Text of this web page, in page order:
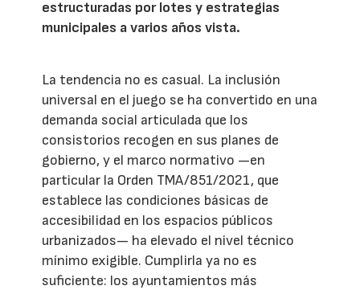
estructuradas por lotes y estrategias
municipales a varios años vista.
La tendencia no es casual. La inclusión
universal en el juego se ha convertido en una
demanda social articulada que los
consistorios recogen en sus planes de
gobierno, y el marco normativo —en
particular la Orden TMA/851/2021, que
establece las condiciones básicas de
accesibilidad en los espacios públicos
urbanizados— ha elevado el nivel técnico
mínimo exigible. Cumplirla ya no es
suficiente: los ayuntamientos más